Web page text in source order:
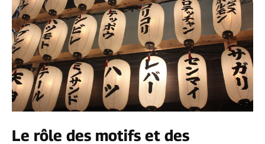
Le rôle des motifs et des